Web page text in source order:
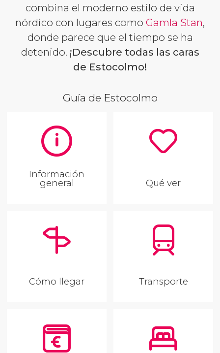
combina el moderno estilo de vida
nórdico con lugares como Gamla Stan,
donde parece que el tiempo se ha
detenido. ¡Descubre todas las caras
de Estocolmo!
Guía de Estocolmo
Información
general Qué ver
Cómo llegar Transporte